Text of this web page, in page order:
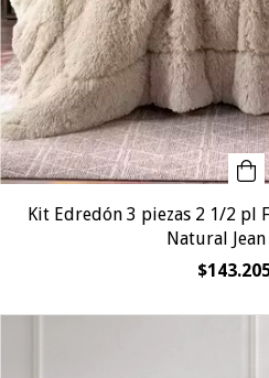
Kit Edredón 3 piezas 2 1/2 pl
Natural